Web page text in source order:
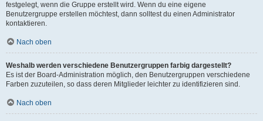
festgelegt, wenn die Gruppe erstellt wird. Wenn du eine eigene
Benutzergruppe erstellen möchtest, dann solltest du einen Administrator
kontaktieren.
Nach oben
Weshalb werden verschiedene Benutzergruppen farbig dargestellt?
Es ist der Board-Administration möglich, den Benutzergruppen verschiedene
Farben zuzuteilen, so dass deren Mitglieder leichter zu identifizieren sind.
Nach oben